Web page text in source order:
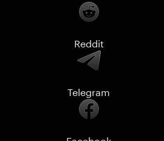
Reddit
Telegram